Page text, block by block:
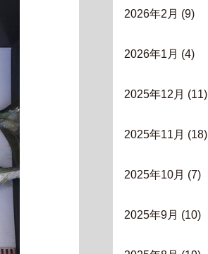
2026年2月 (9)
2026年1月 (4)
2025年12月 (11)
2025年11月 (18)
2025年10月 (7)
2025年9月 (10)